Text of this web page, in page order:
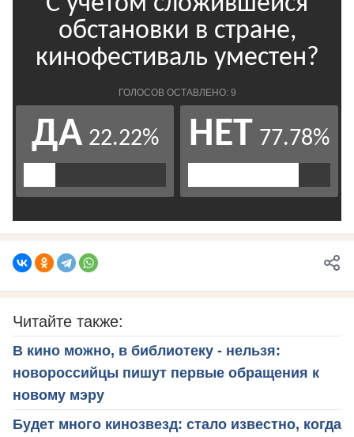
Читайте также:
В кино можно, в библиотеку - нельзя:
новороссийцы пишут первые обращения к
новому мэру
Будет много кинозвезд: стало известно, когда